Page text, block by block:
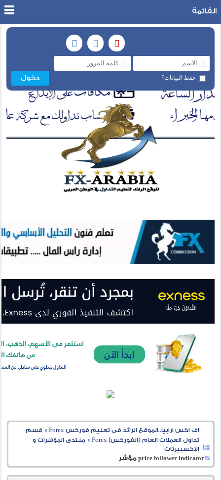
حفظ البيانات؟
القائمة
اف اكس ارابيا..الموقع الرائد فى تعليم فوركس Forex > قسم
تداول العملات العام (الفوركس) Forex
> منتدى المؤشرات و
الاكسبيرتات
price follower indicator مؤشر